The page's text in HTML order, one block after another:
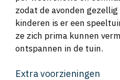
zodat de avonden
kinderen is er een
ze zich prima kunnen
ontspannen in de tuin.
Extra voorzieningen